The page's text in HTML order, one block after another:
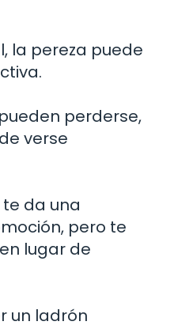
la pereza puede
perderse,
verse
da una
pero te
lugar de
un ladrón